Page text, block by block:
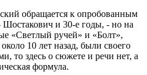
обращается к опробованным
и 30-е годы, - но на
«Светлый ручей» и «Болт»,
10 лет назад, были своего
то здесь о сюжете и речи нет, а
формула.